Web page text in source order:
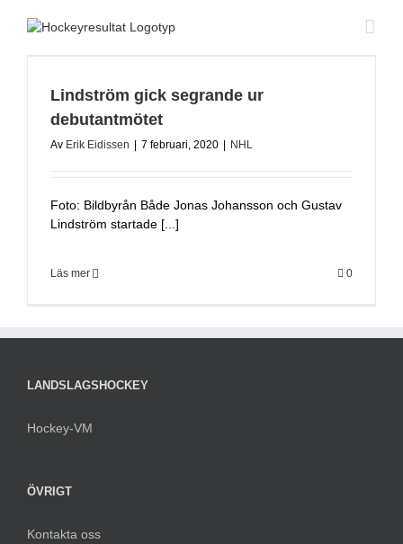
Lindström gick segrande ur
debutantmötet
Av Erik Eidissen 7 februari, 2020 NHL
Foto: Bildbyrån Både Jonas Johansson och Gustav
Lindström startade [...]
Läs mer 0
LANDSLAGSHOCKEY
Hockey-VM
ÖVRIGT
Kontakta oss